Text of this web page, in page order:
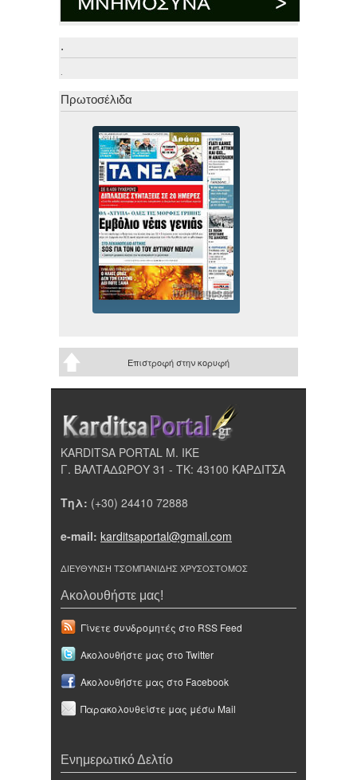
.
.
Πρωτοσέλιδα
Επιστροφή στην κορυφή
KARDITSA PORTAL Μ. ΙΚΕ
Γ. ΒΑΛΤΑΔΩΡΟΥ 31 - ΤΚ: 43100 ΚΑΡΔΙΤΣΑ
Τηλ: (+30) 24410 72888
e-mail: karditsaportal@gmail.com
ΔΙΕΥΘΥΝΣΗ ΤΣΟΜΠΑΝΙΔΗΣ ΧΡΥΣΟΣΤΟΜΟΣ
Ακολουθήστε μας!
Γίνετε συνδρομητές στο RSS Feed
Ακολουθήστε μας στο Twitter
Ακολουθήστε μας στο Facebook
Παρακολουθείστε μας μέσω Mail
Ενημερωτικό Δελτίο